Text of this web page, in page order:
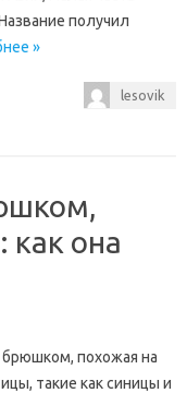
получил
»
lesovik
как она
похожая на
такие как синицы и